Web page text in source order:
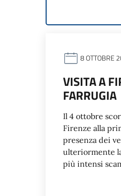
8 OTTOBRE
VISITA A
FARRUGIA
Il 4 ottobre
Firenze alla
presenza dei
ulteriormente
più intensi